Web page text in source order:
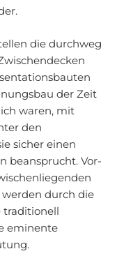
die durchweg
der Zeit
waren, mit
den
sicher einen
beansprucht. Vor-
durch die
traditionell
eminente